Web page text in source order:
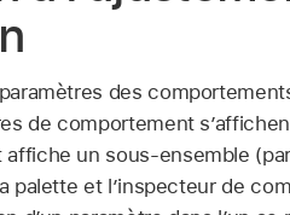
des
de comportement
un sous-ensemble
palette et l’inspecteur de